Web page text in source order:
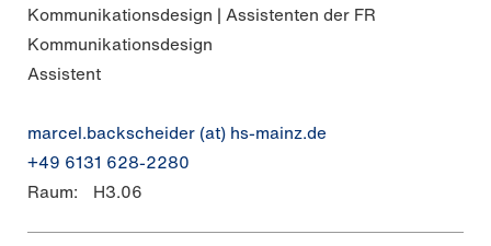
Kommunikationsdesign | Assistenten der FR
Kommunikationsdesign
Assistent
marcel.backscheider (at) hs-mainz.de
+49 6131 628-2280
Raum:
H3.06